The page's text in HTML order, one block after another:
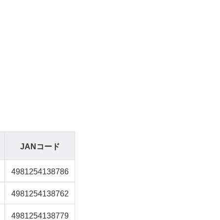
JANコード
4981254138786
4981254138762
4981254138779